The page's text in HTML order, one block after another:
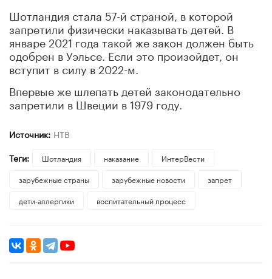
Шотландия стала 57-й страной, в которой
запретили физически наказывать детей. В
январе 2021 года такой же закон должен быть
одобрен в Уэльсе. Если это произойдет, он
вступит в силу в 2022-м.
Впервые же шлепать детей законодательно
запретили в Швеции в 1979 году.
Источник: НТВ
Теги:
Шотландия наказание
ИнтерВести
зарубежные страны
зарубежные новости
запрет
дети-аллергики
воспитательный процесс